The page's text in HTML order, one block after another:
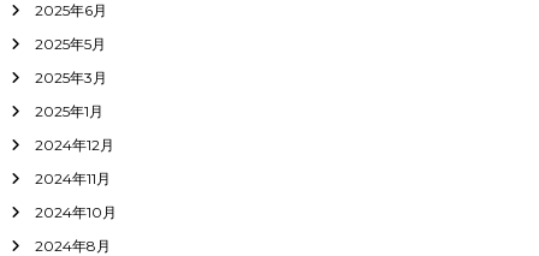
2025年6月
2025年5月
2025年3月
2025年1月
2024年12月
2024年11月
2024年10月
2024年8月